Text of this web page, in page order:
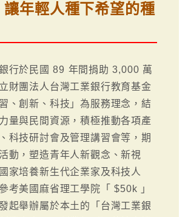
年輕人種下希望的種
行於民國 89 年間捐助 3,000 萬
財團法人台灣工業銀行教育基金
、創新、科技」為服務理念，結
量與民間資源，積極推動各項產
科技研討會及管理講習會等，期
動，塑造青年人新觀念、新視
家培養新生代企業家及科技人
考美國麻省理工學院「 $50k 」
起舉辦屬於本土的「台灣工業銀